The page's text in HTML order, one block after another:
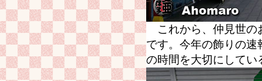
これから、仲見世の
です。今年の飾りの速
の時間を大切にしてい